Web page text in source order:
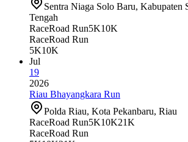
Sentra Niaga Solo Baru, Kabupaten
Tengah
RaceRoad Run5K10K
RaceRoad Run
5K10K
Jul
19
2026
Riau Bhayangkara Run
Polda Riau, Kota Pekanbaru, Riau
RaceRoad Run5K10K21K
RaceRoad Run